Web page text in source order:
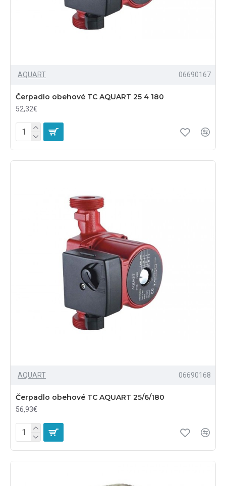
AQUART 06690167
Čerpadlo obehové TC AQUART 25 4 180
52,32€
AQUART 06690168
Čerpadlo obehové TC AQUART 25/6/180
56,93€